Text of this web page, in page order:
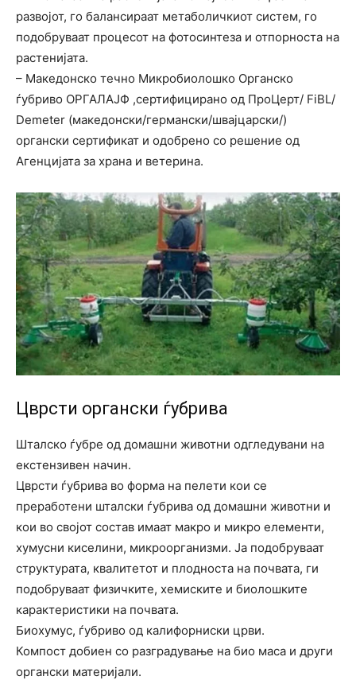
развојот, го балансираат метаболичкиот систем, го
подобруваат процесот на фотосинтеза и отпорноста на
растенијата.
– Македонско течно Микробиолошко Органско
ѓубриво ОРГАЛАЈФ ,сертифицирано од ПроЦерт/ FiBL/
Demeter (македонски/германски/швајцарски/)
органски сертификат и одобрено со решение од
Агенцијата за храна и ветерина.
Цврсти органски ѓубрива
Шталско ѓубре од домашни животни одгледувани на
екстензивен начин.
Цврсти ѓубрива во форма на пелети кои се
преработени шталски ѓубрива од домашни животни и
кои во својот состав имаат макро и микро елементи,
хумусни киселини, микроорганизми. Ја подобруваат
структурата, квалитетот и плодноста на почвата, ги
подобруваат физичките, хемиските и биолошките
карактеристики на почвата.
Биохумус, ѓубриво од калифорниски црви.
Компост добиен со разградување на био маса и други
органски материјали.